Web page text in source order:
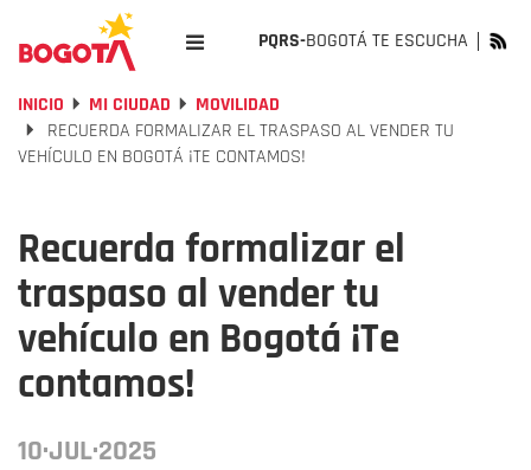
PQRS-BOGOTÁ TE ESCUCHA
INICIO MI CIUDAD
MOVILIDAD
RECUERDA FORMALIZAR EL TRASPASO AL VENDER TU
VEHÍCULO EN BOGOTÁ ¡TE CONTAMOS!
Recuerda formalizar el
traspaso al vender tu
vehículo en Bogotá ¡Te
contamos!
10·JUL·2025